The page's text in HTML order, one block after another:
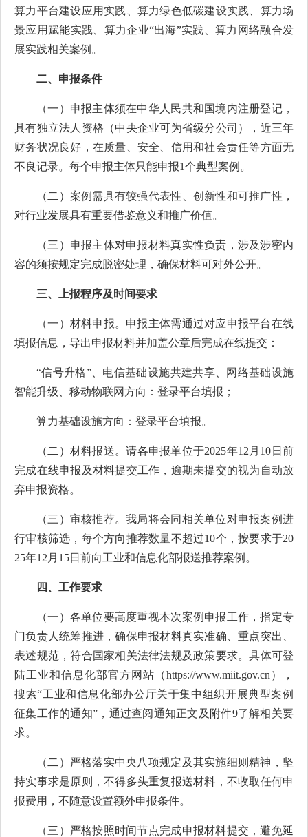
算力平台建设应用实践、算力绿色低碳建设实践、算力场
景应用赋能实践、算力企业“出海”实践、算力网络融合发
展实践相关案例。
二、申报条件
（一）申报主体须在中华人民共和国境内注册登记，
具有独立法人资格（中央企业可为省级分公司），近三年
财务状况良好，在质量、安全、信用和社会责任等方面无
不良记录。每个申报主体只能申报1个典型案例。
（二）案例需具有较强代表性、创新性和可推广性，
对行业发展具有重要借鉴意义和推广价值。
（三）申报主体对申报材料真实性负责，涉及涉密内
容的须按规定完成脱密处理，确保材料可对外公开。
三、上报程序及时间要求
（一）材料申报。申报主体需通过对应申报平台在线
填报信息，导出申报材料并加盖公章后完成在线提交：
“信号升格”、电信基础设施共建共享、网络基础设施
智能升级、移动物联网方向：登录平台填报；
算力基础设施方向：登录平台填报。
（二）材料报送。请各申报单位于2025年12月10日前
完成在线申报及材料提交工作，逾期未提交的视为自动放
弃申报资格。
（三）审核推荐。我局将会同相关单位对申报案例进
行审核筛选，每个方向推荐数量不超过10个，按要求于20
25年12月15日前向工业和信息化部报送推荐案例。
四、工作要求
（一）各单位要高度重视本次案例申报工作，指定专
门负责人统筹推进，确保申报材料真实准确、重点突出、
表述规范，符合国家相关法律法规及政策要求。具体可登
陆工业和信息化部官方网站（https://www.miit.gov.cn），
搜索“工业和信息化部办公厅关于集中组织开展典型案例
征集工作的通知”，通过查阅通知正文及附件9了解相关要
求。
（二）严格落实中央八项规定及其实施细则精神，坚
持实事求是原则，不得多头重复报送材料，不收取任何申
报费用，不随意设置额外申报条件。
（三）严格按照时间节点完成申报材料提交，避免延